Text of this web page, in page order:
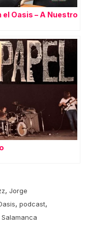
Oasis – A Nuestro
, Jorge
, podcast,
Salamanca